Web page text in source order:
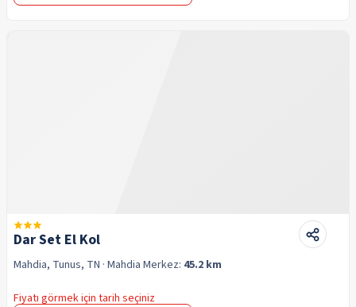
Dar Set El Kol
Mahdia, Tunus, TN · Mahdia Merkez: 45.2 km
Fiyatı görmek için tarih seçiniz